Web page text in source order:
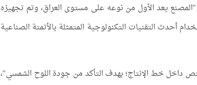
يعد الأول من نوعه على مستوى العراق، وتم تجهيزه
أحدث التقنيات التكنولوجية المتمثلة بالأتمتة الصناعية
داخل خط الإنتاج؛ بهدف التأكد من جودة اللوح الشمسي"،